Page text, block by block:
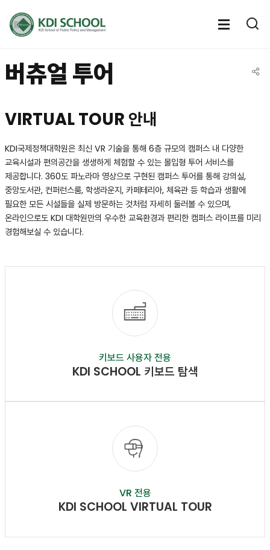
전체메
버츄얼 투어
VIRTUAL TOUR 안내
KDI국제정책대학원은 최신 VR 기술을 통해 6층 규모의 캠퍼스 내 다양한
교육시설과 편의공간을 생생하게 체험할 수 있는 몰입형 투어 서비스를
제공합니다. 360도 파노라마 영상으로 구현된 캠퍼스 투어를 통해 강의실,
중앙도서관, 컨퍼런스룸, 학생라운지, 카페테리아, 체육관 등 학습과 생활에
필요한 모든 시설들을 실제 방문하는 것처럼 자세히 둘러볼 수 있으며,
온라인으로도 KDI 대학원만의 우수한 교육환경과 편리한 캠퍼스 라이프를 미리
경험해보실 수 있습니다.
키보드 사용자 전용
KDI SCHOOL 키보드 탐색
VR 전용
KDI SCHOOL VIRTUAL TOUR